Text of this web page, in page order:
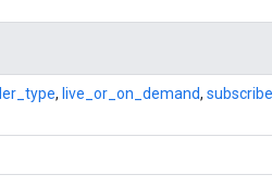
, live_or_on_demand,